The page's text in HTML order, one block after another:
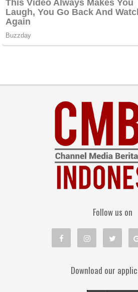
Follow us on
Download our